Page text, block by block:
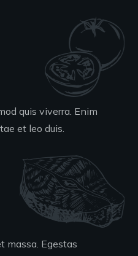
quis viverra. Enim
et leo duis.
massa. Egestas